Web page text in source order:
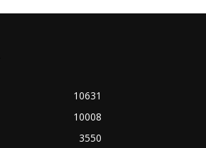
10631
10008
3550